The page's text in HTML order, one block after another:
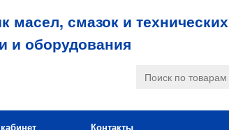
смазок и технических
и оборудования
Контакты